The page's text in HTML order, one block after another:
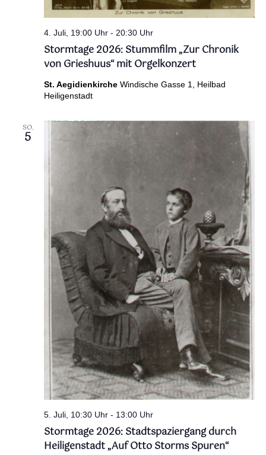
4. Juli, 19:00 Uhr- 20:30 Uhr
Stormtage 2026: Stummfilm „Zur Chronik
von Grieshuus“ mit Orgelkonzert
St. Aegidienkirche Windische Gasse 1, Heilbad
Heiligenstadt
SO.
5
5. Juli, 10:30 Uhr- 13:00 Uhr
Stormtage 2026: Stadtspaziergang durch
Heiligenstadt „Auf Otto Storms Spuren“